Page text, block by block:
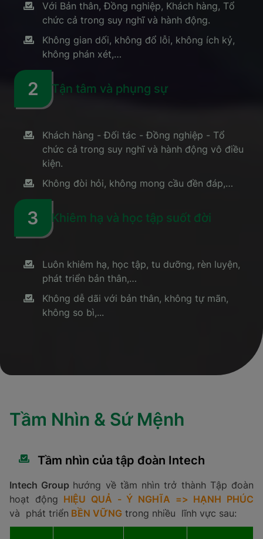
Với Bản thân, Đồng nghiệp, Khách hàng, Tổ
chức cả trong suy nghĩ và hành động.
Không gian dối, không đổ lỗi, không ích kỷ,
không phán xét,…
2 Tận tâm và phụng sự
Khách hàng - Đối tác - Đồng nghiệp - Tổ
chức cả trong suy nghĩ và hành động vô điều
kiện.
Không đòi hỏi, không mong cầu đền đáp,…
3 Khiêm hạ và học tập suốt đời
Luôn khiêm hạ, học tập, tu dưỡng, rèn luyện,
phát triển bản thân,…
Không dễ dãi với bản thân, không tự mãn,
không so bì,...
Tầm Nhìn & Sứ Mệnh
Tầm nhìn của tập đoàn Intech
Intech Group hướng về tầm nhìn trở thành Tập đoàn
hoạt động HIỆU QUẢ - Ý NGHĨA => HẠNH PHÚC
và phát triển BỀN VỮNG trong nhiều lĩnh vực sau: